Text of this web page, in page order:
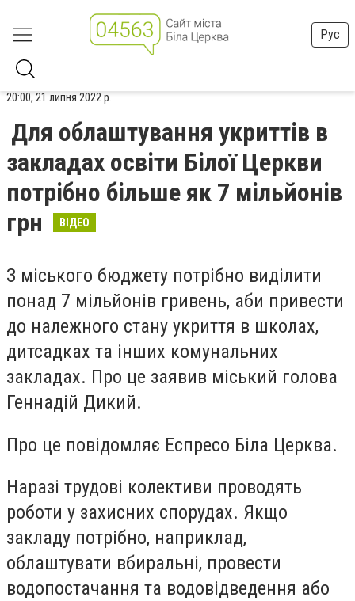
Рус
20:00, 21 липня 2022 р.
Для облаштування укриттів в
закладах освіти Білої Церкви
потрібно більше як 7 мільйонів
грн
ВІДЕО
З міського бюджету потрібно виділити
понад 7 мільйонів гривень, аби привести
до належного стану укриття в школах,
дитсадках та інших комунальних
закладах. Про це заявив міський голова
Геннадій Дикий.
Про це повідомляє Еспресо Біла Церква.
Наразі трудові колективи проводять
роботи у захисних спорудах. Якщо
закладу потрібно, наприклад,
облаштувати вбиральні, провести
водопостачання та водовідведення або